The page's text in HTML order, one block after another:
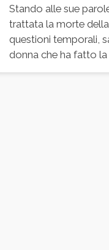
Stando alle sue
trattata la morte della
questioni temporali,
donna che ha fatto